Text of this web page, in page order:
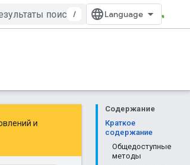
/
Содержание
Краткое
содержание
Общедоступные
методы
и